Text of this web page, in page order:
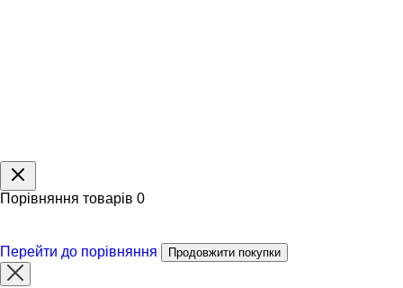
Порівняння товарів 0
Перейти до порівняння Продовжити покупки